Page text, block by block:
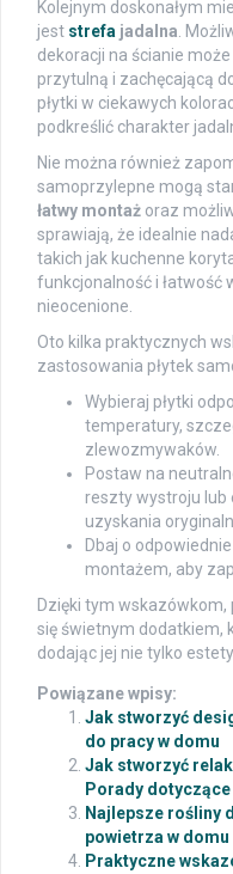
Kolejnym doskonałym
jest strefa jadalna.
dekoracji na ścianie
przytulną i zachęcającą
płytki w ciekawych
podkreślić charakter
Nie można również
samoprzylepne mogą
łatwy montaż oraz
sprawiają, że idealnie
takich jak kuchenne
funkcjonalność i łatwość
nieocenione.
Oto kilka praktycznych
zastosowania płytek
Wybieraj płytki
temperatury,
zlewozmywaków.
Postaw na
reszty wystroju lub
uzyskania
Dbaj o
montażem, aby
Dzięki tym
się świetnym dodatkiem,
dodając jej nie tylko
Powiązane wpisy:
Jak stworzyć
do pracy w domu
Jak stworzyć
Porady
Najlepsze rośliny
powietrza w domu
Praktyczne